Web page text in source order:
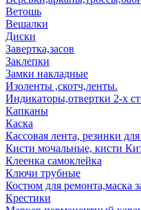
Ветошь
Вешалки
Диски
Завертка,засов
Заклепки
Замки накладные
Изоленты ,скотч,ленты.
Индикаторы,отвертки 2-х
Капканы
Каска
Кассовая лента, резинки
Кисти мочальные, кисти
Клеенка самоклейка
Ключи трубные
Костюм для ремонта,маска
Крестики